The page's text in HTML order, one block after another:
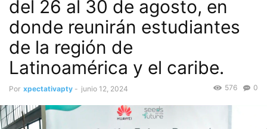
del 26 al 30 de agosto, en
donde reunirán estudiantes
de la región de
Latinoamérica y el caribe.
Por xpectativapty - junio 12, 2024 0
576